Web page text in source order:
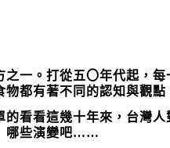
之一。打從五〇年代起，
物都有著不同的認知與觀點
的看看這幾十年來，台灣
哪些演變吧……